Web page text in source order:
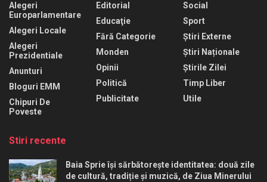
Alegeri
Europarlamentare
Alegeri Locale
Alegeri
Prezidentiale
Anunturi
Bloguri EMM
Chipuri De
Poveste
Editorial
Educaţie
Fără Categorie
Monden
Opinii
Politică
Publicitate
Social
Sport
Știri Externe
Știri Naționale
Știrile Zilei
Timp Liber
Utile
Stiri recente
Baia Sprie își sărbătorește identitatea: două zile
de cultură, tradiție și muzică, de Ziua Minerului